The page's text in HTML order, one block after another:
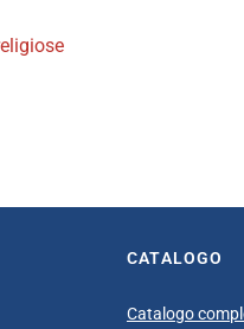
CATALOGO
Catalogo